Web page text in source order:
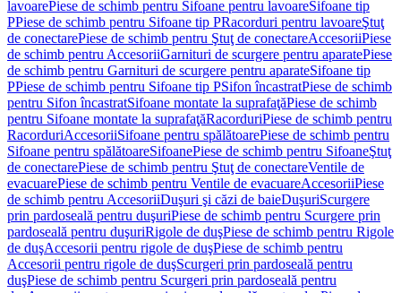
lavoarePiese de schimb pentru Sifoane pentru lavoareSifoane tip
PPiese de schimb pentru Sifoane tip PRacorduri pentru lavoareŞtuţ
de conectarePiese de schimb pentru Ştuţ de conectareAccesoriiPiese
de schimb pentru AccesoriiGarnituri de scurgere pentru aparatePiese
de schimb pentru Garnituri de scurgere pentru aparateSifoane tip
PPiese de schimb pentru Sifoane tip PSifon încastratPiese de schimb
pentru Sifon încastratSifoane montate la suprafaţăPiese de schimb
pentru Sifoane montate la suprafaţăRacorduriPiese de schimb pentru
RacorduriAccesoriiSifoane pentru spălătoarePiese de schimb pentru
Sifoane pentru spălătoareSifoanePiese de schimb pentru SifoaneŞtuţ
de conectarePiese de schimb pentru Ştuţ de conectareVentile de
evacuarePiese de schimb pentru Ventile de evacuareAccesoriiPiese
de schimb pentru AccesoriiDuşuri şi căzi de baieDuşuriScurgere
prin pardoseală pentru duşuriPiese de schimb pentru Scurgere prin
pardoseală pentru duşuriRigole de duşPiese de schimb pentru Rigole
de duşAccesorii pentru rigole de duşPiese de schimb pentru
Accesorii pentru rigole de duşScurgeri prin pardoseală pentru
duşPiese de schimb pentru Scurgeri prin pardoseală pentru